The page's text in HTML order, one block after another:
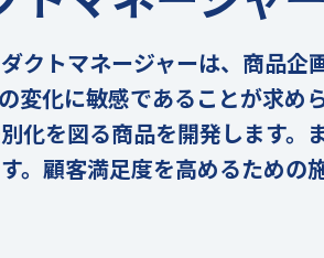
クトマネージャーは、商品企
変化に敏感であることが求め
化を図る商品を開発します。
。顧客満足度を高めるための